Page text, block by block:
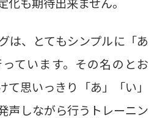
化も期待出来ません。
は、とてもシンプルに「あ
ています。その名のとお
て思いっきり「あ」「い」
声しながら行うトレーニン